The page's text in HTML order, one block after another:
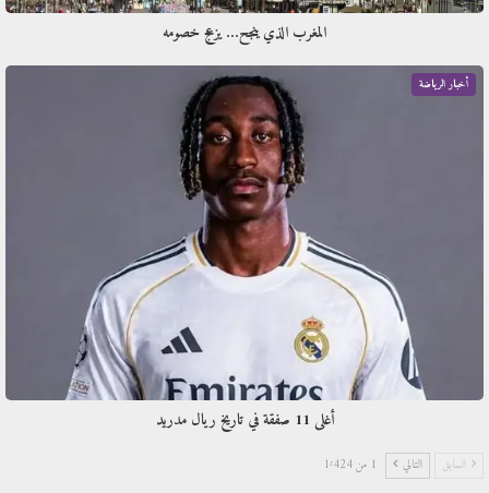
المغرب الذي ينجح… يزعج خصومه
أخبار الرياضة
أغلى 11 صفقة في تاريخ ريال مدريد
السابق التالي 1 من 1٬424